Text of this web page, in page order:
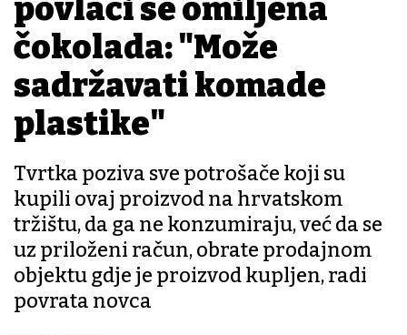
povlači se omiljena
čokolada: "Može
sadržavati komade
plastike"
Tvrtka poziva sve potrošače koji su
kupili ovaj proizvod na hrvatskom
tržištu, da ga ne konzumiraju, već da se
uz priloženi račun, obrate prodajnom
objektu gdje je proizvod kupljen, radi
povrata novca